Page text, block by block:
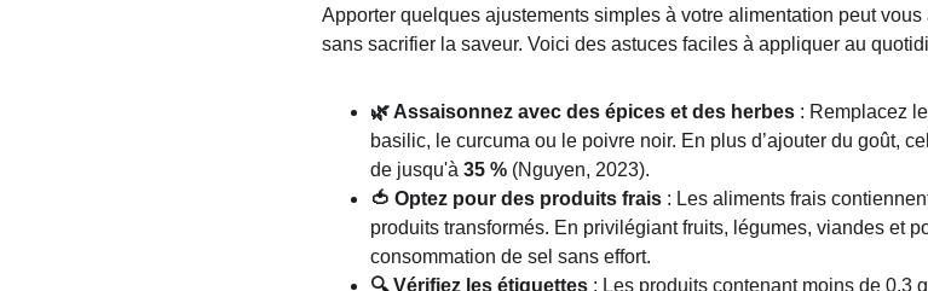
Apporter quelques ajustements simples à votre alimentation peut
sans sacrifier la saveur. Voici des astuces faciles à appliquer au
🌿 Assaisonnez avec des épices et des herbes : Remplacez
basilic, le curcuma ou le poivre noir. En plus d’ajouter du goût,
de jusqu'à 35 % (Nguyen, 2023).
🍅 Optez pour des produits frais : Les aliments frais
produits transformés. En privilégiant fruits, légumes, viandes et
consommation de sel sans effort.
🔍 Vérifiez les étiquettes : Les produits contenant moins de 0,3